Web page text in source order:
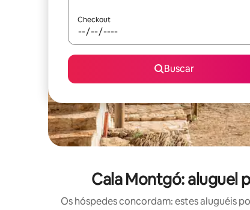
Checkout
Buscar
Cala Montgó: aluguel
Os hóspedes concordam: estes aluguéis